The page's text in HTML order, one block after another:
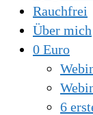
Rauchfrei
Über mich
0 Euro
6